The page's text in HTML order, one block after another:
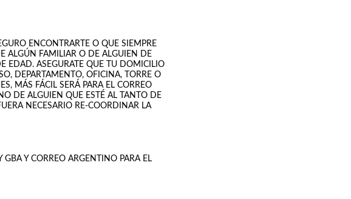
ENCONTRARTE O QUE SIEMPRE
ALGÚN FAMILIAR O DE ALGUIEN DE
EDAD. ASEGURATE QUE TU DOMICILIO
DEPARTAMENTO, OFICINA, TORRE O
MÁS FÁCIL SERÁ PARA EL CORREO
DE ALGUIEN QUE ESTÉ AL TANTO DE
NECESARIO RE-COORDINAR LA
Y CORREO ARGENTINO PARA EL